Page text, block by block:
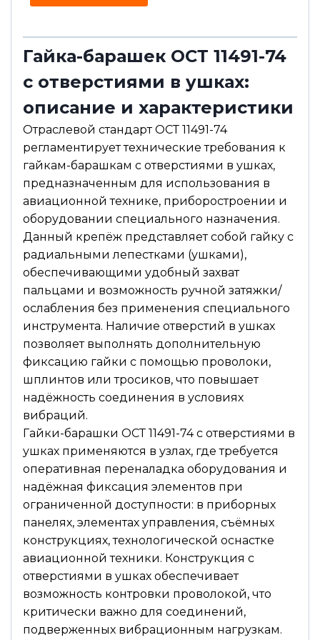
и
л
.
И
м
я
Гайка-барашек ОСТ 11491-74
с отверстиями в ушках:
описание и характеристики
Отраслевой стандарт ОСТ 11491-74
регламентирует технические требования к
гайкам-барашкам с отверстиями в ушках,
предназначенным для использования в
авиационной технике, приборостроении и
оборудовании специального назначения.
Данный крепёж представляет собой гайку с
радиальными лепестками (ушками),
обеспечивающими удобный захват
пальцами и возможность ручной затяжки/
ослабления без применения специального
инструмента. Наличие отверстий в ушках
позволяет выполнять дополнительную
фиксацию гайки с помощью проволоки,
шплинтов или тросиков, что повышает
надёжность соединения в условиях
вибраций.
Гайки-барашки ОСТ 11491-74 с отверстиями в
ушках применяются в узлах, где требуется
оперативная переналадка оборудования и
надёжная фиксация элементов при
ограниченной доступности: в приборных
панелях, элементах управления, съёмных
конструкциях, технологической оснастке
авиационной техники. Конструкция с
отверстиями в ушках обеспечивает
возможность контровки проволокой, что
критически важно для соединений,
подверженных вибрационным нагрузкам.